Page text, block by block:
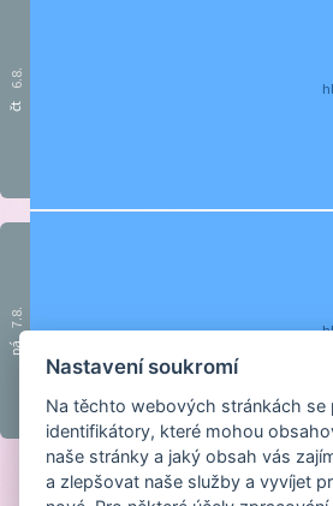
čt
6.8.
pá
7.8.
Nastavení soukromí
Na těchto webových stránkách
identifikátory, které mohou
naše stránky a jaký obsah vás
a zlepšovat naše služby a vyvíjet